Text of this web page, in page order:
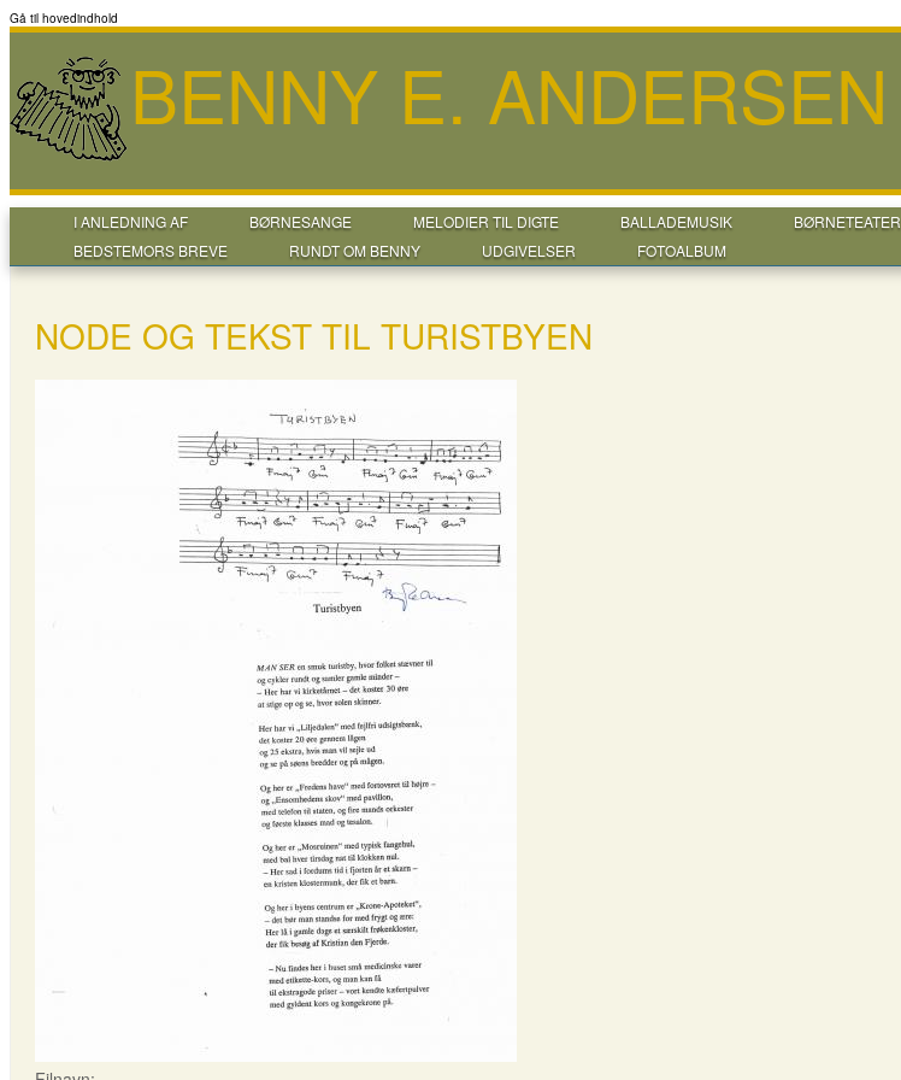
Gå til hovedindhold
BENNY E. ANDERSEN
I ANLEDNING AF BØRNESANGE MELODIER TIL DIGTE BALLADEMUSIK BØRNETEATER
BEDSTEMORS BREVE
RUNDT OM BENNY UDGIVELSER FOTOALBUM
NODE OG TEKST TIL TURISTBYEN